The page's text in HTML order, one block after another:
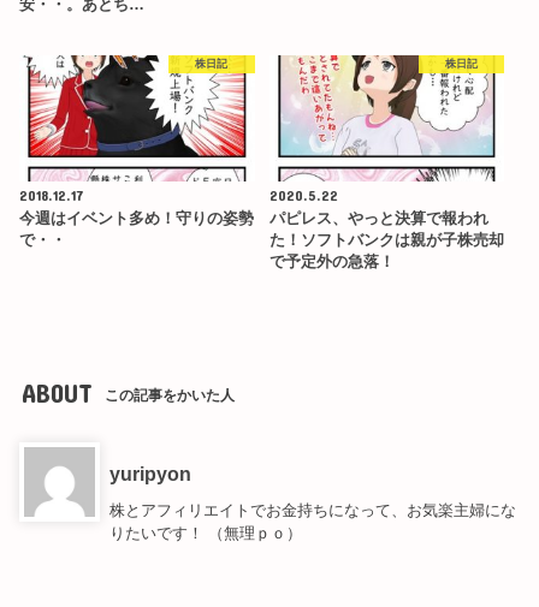
安・・。あとち…
株日記
2018.12.17
今週はイベント多め！守りの姿勢
で・・
株日記
2020.5.22
パピレス、やっと決算で報われ
た！ソフトバンクは親が子株売却
で予定外の急落！
ABOUT この記事をかいた人
yuripyon
株とアフィリエイトでお金持ちになって、お気楽主婦にな
りたいです！ （無理ｐｏ）